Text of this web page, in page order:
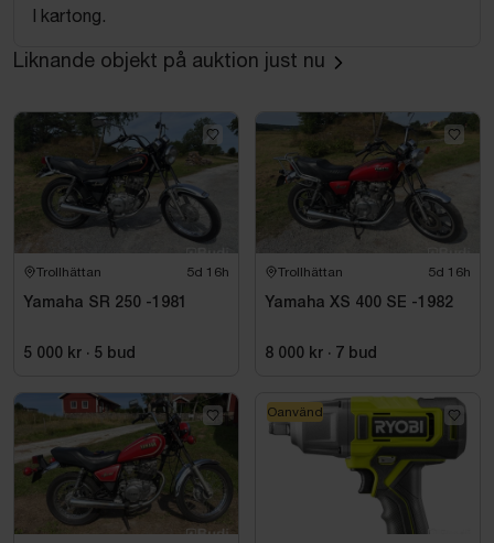
I kartong.
Liknande objekt på auktion just nu
Trollhättan 5d 16h
Yamaha SR 250 -1981
5 000 kr · 5 bud
Trollhättan 5d 16h
Yamaha XS 400 SE -1982
8 000 kr · 7 bud
Oanvänd